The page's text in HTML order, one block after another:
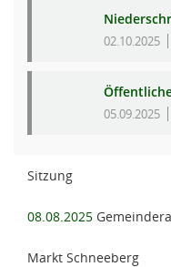
02.10.2025
05.09.2025
Sitzung
08.08.2025
Markt Schneeberg